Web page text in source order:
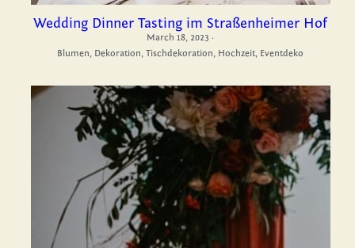
Wedding Dinner Tasting im Straßenheimer Hof
March 18, 2023 ·
Blumen, Dekoration, Tischdekoration, Hochzeit, Eventdeko